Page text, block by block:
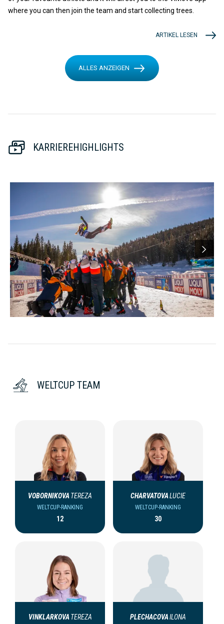
where you can then join the team and start collecting trees.
ARTIKEL LESEN
ALLES ANZEIGEN
KARRIEREHIGHLIGHTS
WELTCUP TEAM
VOBORNIKOVA TEREZA
WELTCUP-RANKING
12
CHARVATOVALUCIE
WELTCUP-RANKING
30
VINKLARKOVA TEREZA PLECHACOVAILONA